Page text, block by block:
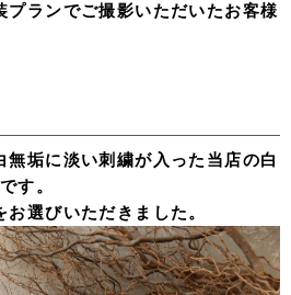
プランでご撮影いただいたお客様
無垢に淡い刺繍が入った当店の白
す。
選びいただきました。